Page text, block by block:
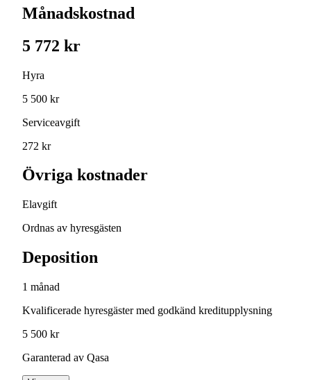
Månadskostnad
5 772 kr
Hyra
5 500 kr
Serviceavgift
272 kr
Övriga kostnader
Elavgift
Ordnas av hyresgästen
Deposition
1 månad
Kvalificerade hyresgäster med godkänd kreditupplysning
5 500 kr
Garanterad av Qasa